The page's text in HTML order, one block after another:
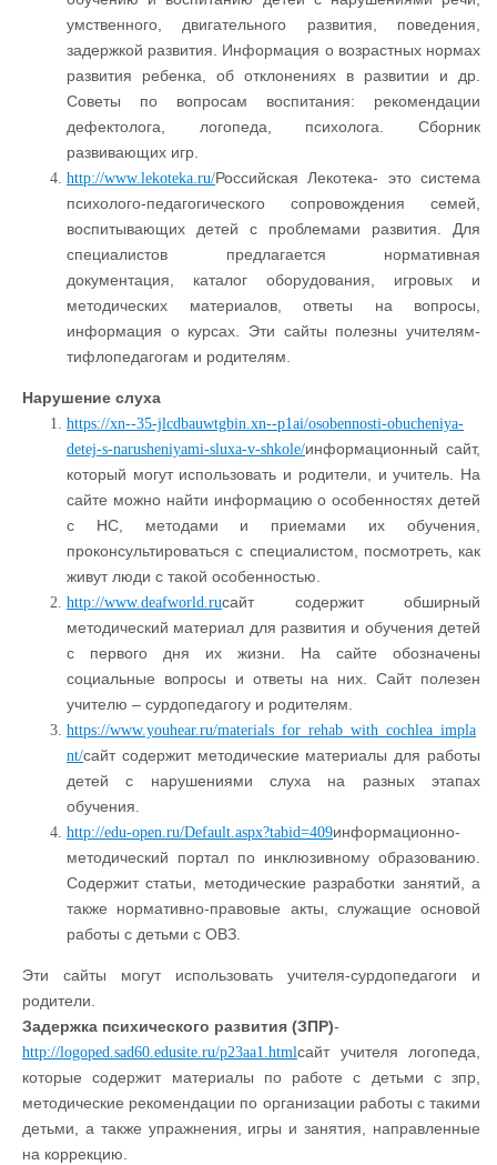
умственного, двигательного развития, поведения,
задержкой развития. Информация о возрастных нормах
развития ребенка, об отклонениях в развитии и др.
Советы по вопросам воспитания: рекомендации
дефектолога, логопеда, психолога. Сборник
развивающих игр.
http://www.lekoteka.ru/Российская Лекотека- это система
психолого-педагогического сопровождения семей,
воспитывающих детей с проблемами развития. Для
специалистов предлагается нормативная
документация, каталог оборудования, игровых и
методических материалов, ответы на вопросы,
информация о курсах. Эти сайты полезны учителям-
тифлопедагогам и родителям.
Нарушение слуха
https://xn--35-jlcdbauwtgbin.xn--p1ai/osobennosti-obucheniya-
detej-s-narusheniyami-sluxa-v-shkole/информационный сайт,
который могут использовать и родители, и учитель. На
сайте можно найти информацию о особенностях детей
с НС, методами и приемами их обучения,
проконсультироваться с специалистом, посмотреть, как
живут люди с такой особенностью.
http://www.deafworld.ruсайт содержит обширный
методический материал для развития и обучения детей
с первого дня их жизни. На сайте обозначены
социальные вопросы и ответы на них. Сайт полезен
учителю – сурдопедагогу и родителям.
https://www.youhear.ru/materials_for_rehab_with_cochlea_impla
nt/сайт содержит методические материалы для работы
детей с нарушениями слуха на разных этапах
обучения.
http://edu-open.ru/Default.aspx?tabid=409информационно-
методический портал по инклюзивному образованию.
Содержит статьи, методические разработки занятий, а
также нормативно-правовые акты, служащие основой
работы с детьми с ОВЗ.
Эти сайты могут использовать учителя-сурдопедагоги и
родители.
Задержка психического развития (ЗПР)-
http://logoped.sad60.edusite.ru/p23aa1.htmlсайт учителя логопеда,
которые содержит материалы по работе с детьми с зпр,
методические рекомендации по организации работы с такими
детьми, а также упражнения, игры и занятия, направленные
на коррекцию.